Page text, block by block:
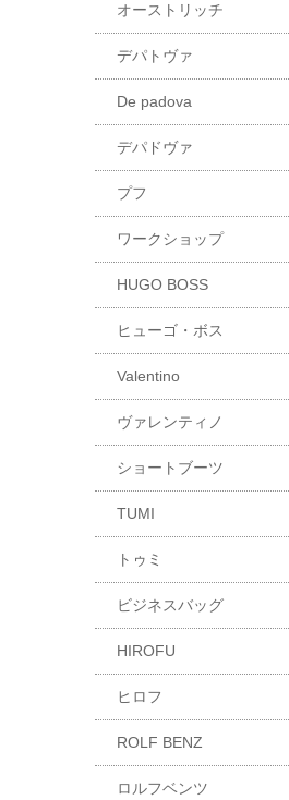
オーストリッチ
デパトヴァ
De padova
デパドヴァ
プフ
ワークショップ
HUGO BOSS
ヒューゴ・ボス
Valentino
ヴァレンティノ
ショートブーツ
TUMI
トゥミ
ビジネスバッグ
HIROFU
ヒロフ
ROLF BENZ
ロルフベンツ